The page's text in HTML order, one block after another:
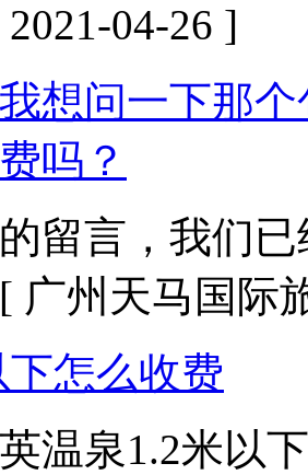
04-26 ]
想问一下那
吗？
留言，我们
[ 广州天马国际
下怎么收费
温泉1.2米以